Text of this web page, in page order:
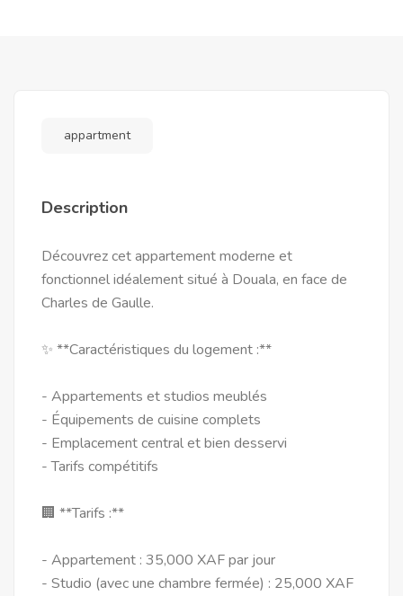
appartment
Description
Découvrez cet appartement moderne et
fonctionnel idéalement situé à Douala, en face de
Charles de Gaulle.
✨ **Caractéristiques du logement :**
- Appartements et studios meublés
- Équipements de cuisine complets
- Emplacement central et bien desservi
- Tarifs compétitifs
🏢 **Tarifs :**
- Appartement : 35,000 XAF par jour
- Studio (avec une chambre fermée) : 25,000 XAF